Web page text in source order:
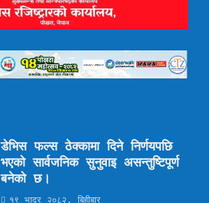
डेभिस फल्स ठेक्कामा दिने निर्णयपछि
भएको सार्वजनिक सुनुवाइ असन्तुष्टिपूर्ण
बनेको छ।
१९ भाद्र २०८२, बिहीबार